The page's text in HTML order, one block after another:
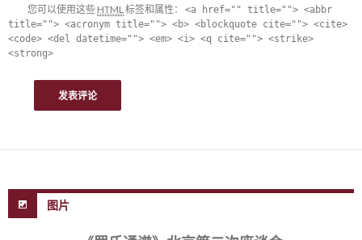
您可以使用这些 HTML标签和属性： <a href="" title=""> <abbr
title=""> <acronym title=""> <b> <blockquote cite=""> <cite>
<code> <del datetime=""> <em> <i> <q cite=""> <strike>
<strong>
图片